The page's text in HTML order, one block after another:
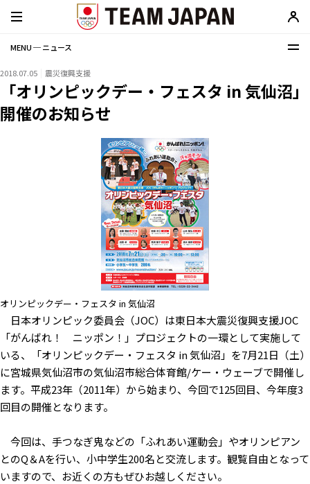
MENU ─ ニュース
2018.07.05 震災復興支援
「オリンピックデー・フェスタ in 気仙沼」
開催のお知らせ
オリンピックデー・フェスタ in 気仙沼
日本オリンピック委員会（JOC）は東日本大震災復興支援JOC
「がんばれ！ ニッポン！」プロジェクトの一環として実施して
いる、「オリンピックデー・フェスタ in 気仙沼」を7月21日（土）
に宮城県気仙沼市の気仙沼市総合体育館/ケー・ウェーブで開催し
ます。平成23年（2011年）から始まり、今回で125回目、今年度3
回目の開催となります。
今回は、手つなぎ鬼などの「ふれあい運動会」やオリンピアン
とのQ＆Aを行い、小中学生200名と交流します。観覧自由となって
いますので、お近くの方もぜひお越しください。